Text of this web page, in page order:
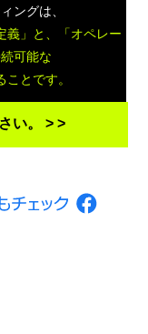
ングは、
」と、
「オペレー
可能な
とです。
い。 > >